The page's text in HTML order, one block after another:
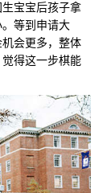
宝宝后孩子拿
等到申请大
会更多，整体
得这一步棋能